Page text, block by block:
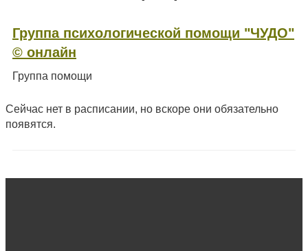
Группа психологической помощи "ЧУДО"
© онлайн
Группа помощи
Сейчас нет в расписании, но вскоре они обязательно
появятся.